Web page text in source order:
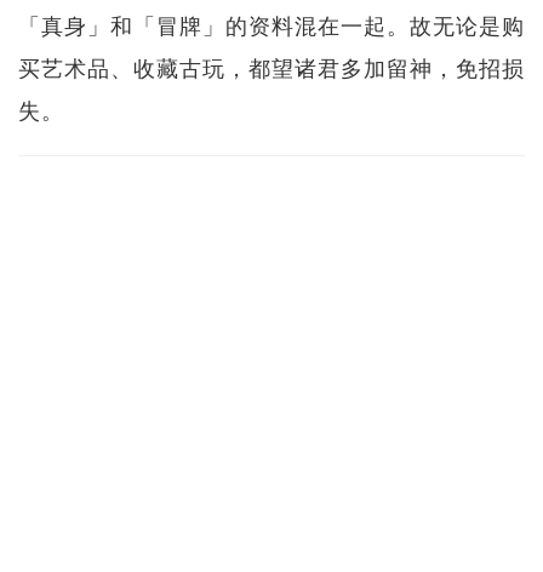
「真身」和「冒牌」的资料混在一起。故无论是购
买艺术品、收藏古玩，都望诸君多加留神，免招损
失。